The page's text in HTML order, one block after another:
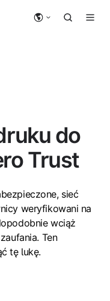
do
Trust
sieć
weryfikowani na
wciąż
Ten
tę lukę.